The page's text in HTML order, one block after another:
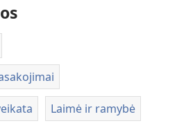
Laimė ir ramybė